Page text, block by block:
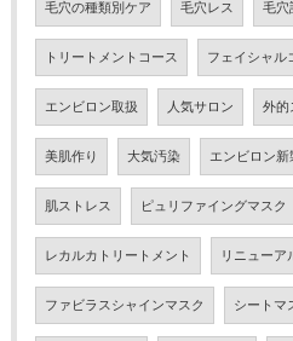
毛穴の種類別ケア 毛穴レス 毛穴
トリートメントコース フェイシャル
エンビロン取扱 人気サロン 外的
美肌作り 大気汚染 エンビロン新
肌ストレス ピュリファイングマスク
レカルカトリートメント リニューア
ファビラスシャインマスク シートマ